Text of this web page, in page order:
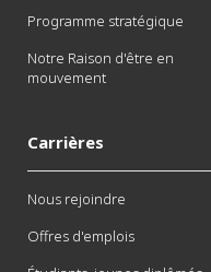
Programme stratégique
Notre Raison d'être en
mouvement
Carrières
Nous rejoindre
Offres d'emplois